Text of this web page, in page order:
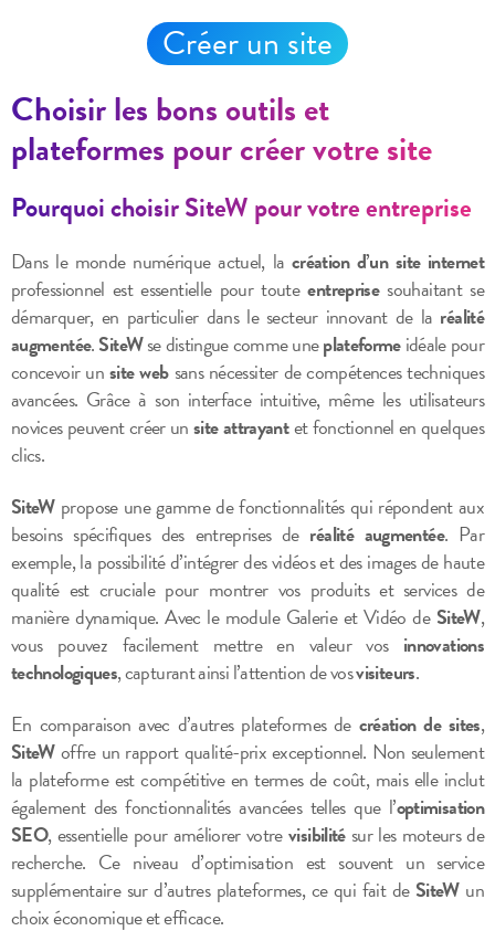
Créer un site
Choisir les bons outils et
plateformes pour créer votre site
Pourquoi choisir SiteW pour votre entreprise
Dans le monde numérique actuel, lacréation d’un site internet
professionnel est essentielle pour touteentreprisesouhaitant se
démarquer, en particulier dans le secteur innovant de la réalité
augmentée.SiteWse distingue comme uneplateformeidéale pour
concevoir unsite websans nécessiter de compétences techniques
avancées. Grâce à son interface intuitive, même les utilisateurs
novices peuvent créer unsite attrayantet fonctionnel en quelques
clics.
SiteWpropose une gamme de fonctionnalités qui répondent aux
besoins spécifiques des entreprises de réalité augmentée. Par
exemple, la possibilité d’intégrer des vidéos et des images de haute
qualité est cruciale pour montrer vos produits et services de
manière dynamique. Avec le module Galerie et Vidéo de SiteW,
vous pouvez facilement mettre en valeur vos innovations
technologiques, capturant ainsi l’attention de vosvisiteurs.
En comparaison avec d’autres plateformes de création de sites,
SiteWoffre un rapport qualité-prix exceptionnel. Non seulement
la plateforme est compétitive en termes de coût, mais elle inclut
également des fonctionnalités avancées telles que l’optimisation
SEO, essentielle pour améliorer votrevisibilitésur les moteurs de
recherche. Ce niveau d’optimisation est souvent un service
supplémentaire sur d’autres plateformes, ce qui fait de SiteWun
choix économique et efficace.